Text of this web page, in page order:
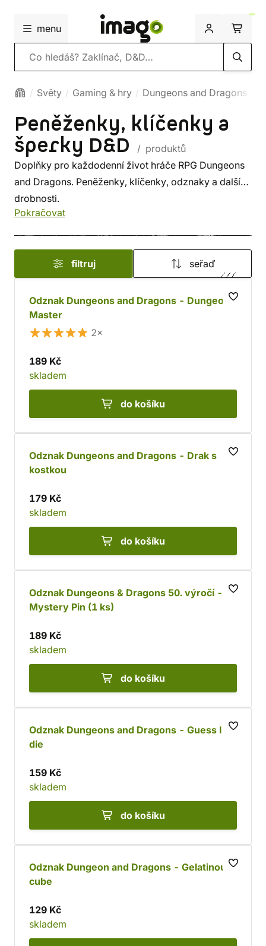
menu
Vyhledávání
Světy Gaming & hry Dungeons and Dragons
Peněženky, klíčenky a
šperky D&D
/ produktů
Doplňky pro každodenní život hráče RPG Dungeons
and Dragons. Peněženky, klíčenky, odznaky a další
drobnosti.
Pokračovat
filtruj seřaď
Odznak Dungeons and Dragons - Dungeon
Master
2×
189 Kč
skladem
do košíku
Odznak Dungeons and Dragons - Drak s
kostkou
179 Kč
skladem
do košíku
Odznak Dungeons & Dragons 50. výročí -
Mystery Pin (1 ks)
189 Kč
skladem
do košíku
Odznak Dungeons and Dragons - Guess I´ll
die
159 Kč
skladem
do košíku
Odznak Dungeon and Dragons - Gelatinous
cube
129 Kč
skladem